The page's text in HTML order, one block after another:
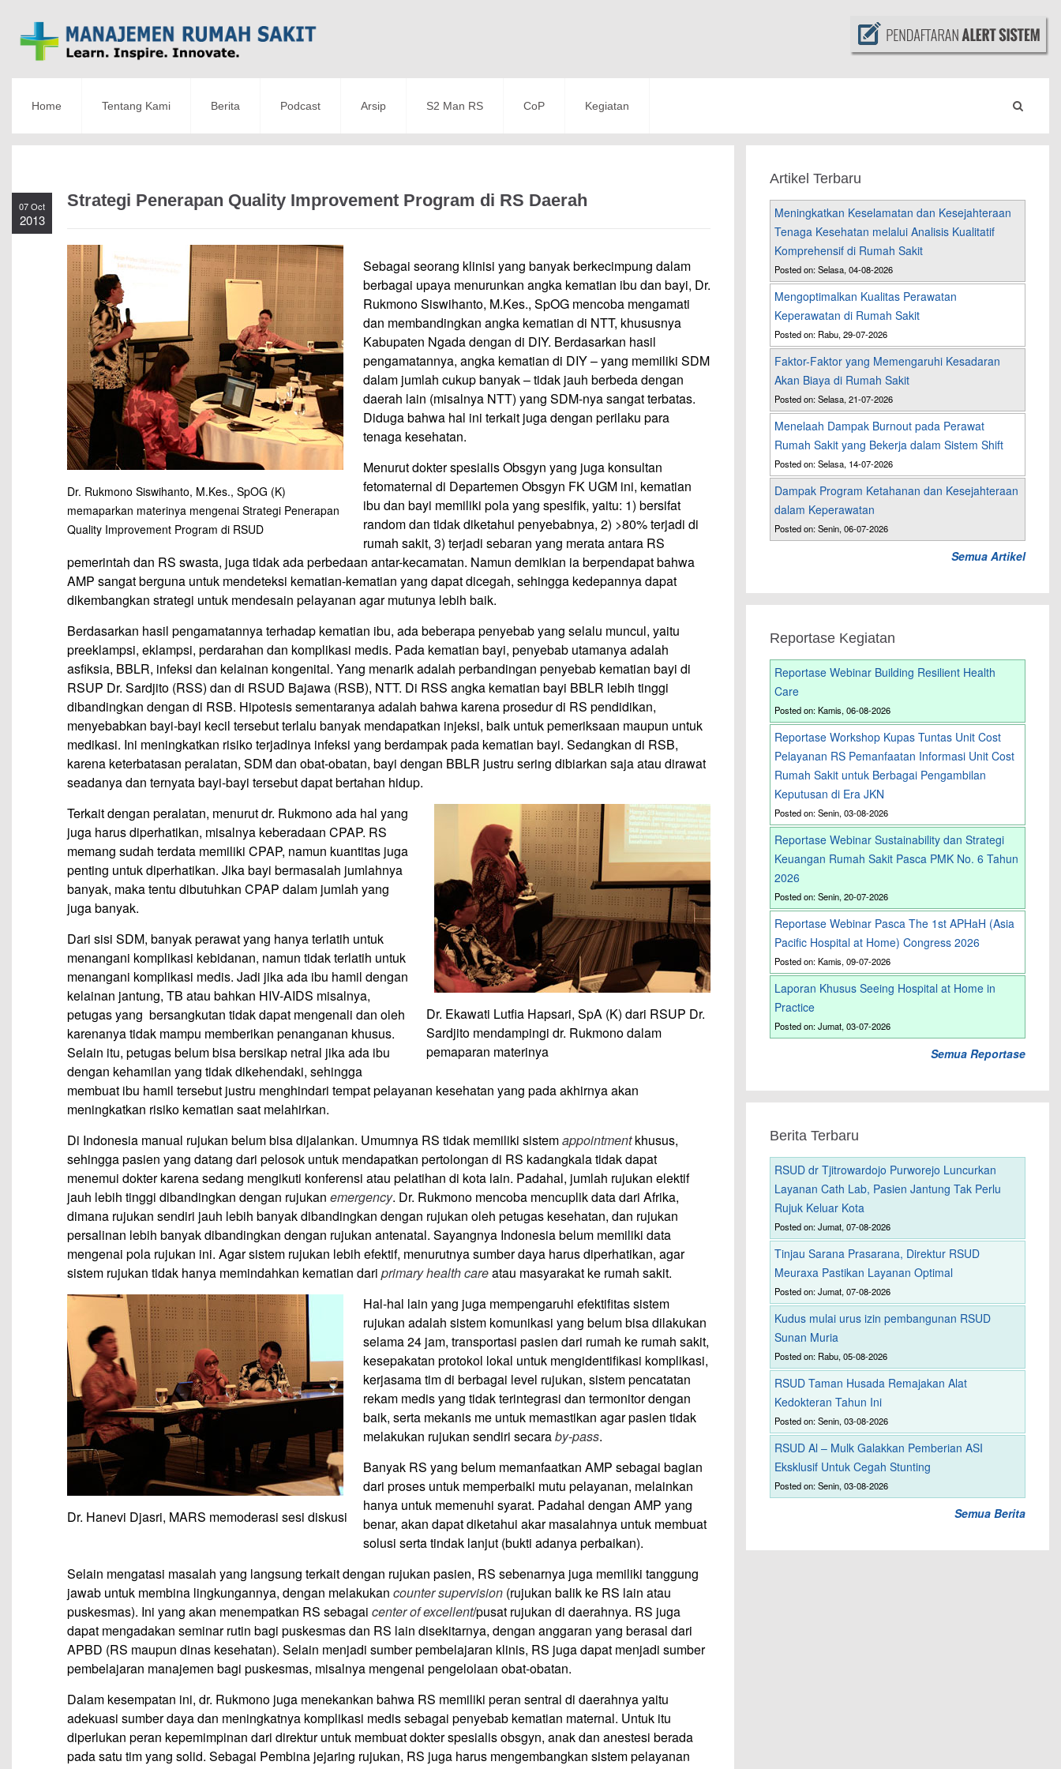
Home Tentang Kami Berita Podcast Arsip S2 Man RS CoP Kegiatan
07 Oct
2013
Strategi Penerapan Quality Improvement Program di RS Daerah
Dr. Rukmono Siswihanto, M.Kes., SpOG (K)
memaparkan materinya mengenai Strategi Penerapan
Quality Improvement Program di RSUD
Sebagai seorang klinisi yang banyak berkecimpung dalam
berbagai upaya menurunkan angka kematian ibu dan bayi, Dr.
Rukmono Siswihanto, M.Kes., SpOG mencoba mengamati
dan membandingkan angka kematian di NTT, khususnya
Kabupaten Ngada dengan di DIY. Berdasarkan hasil
pengamatannya, angka kematian di DIY – yang memiliki SDM
dalam jumlah cukup banyak – tidak jauh berbeda dengan
daerah lain (misalnya NTT) yang SDM-nya sangat terbatas.
Diduga bahwa hal ini terkait juga dengan perilaku para
tenaga kesehatan.
Menurut dokter spesialis Obsgyn yang juga konsultan
fetomaternal di Departemen Obsgyn FK UGM ini, kematian
ibu dan bayi memiliki pola yang spesifik, yaitu: 1) bersifat
random dan tidak diketahui penyebabnya, 2) >80% terjadi di
rumah sakit, 3) terjadi sebaran yang merata antara RS
pemerintah dan RS swasta, juga tidak ada perbedaan antar-kecamatan. Namun demikian ia berpendapat bahwa
AMP sangat berguna untuk mendeteksi kematian-kematian yang dapat dicegah, sehingga kedepannya dapat
dikembangkan strategi untuk mendesain pelayanan agar mutunya lebih baik.
Berdasarkan hasil pengamatannya terhadap kematian ibu, ada beberapa penyebab yang selalu muncul, yaitu
preeklampsi, eklampsi, perdarahan dan komplikasi medis. Pada kematian bayi, penyebab utamanya adalah
asfiksia, BBLR, infeksi dan kelainan kongenital. Yang menarik adalah perbandingan penyebab kematian bayi di
RSUP Dr. Sardjito (RSS) dan di RSUD Bajawa (RSB), NTT. Di RSS angka kematian bayi BBLR lebih tinggi
dibandingkan dengan di RSB. Hipotesis sementaranya adalah bahwa karena prosedur di RS pendidikan,
menyebabkan bayi-bayi kecil tersebut terlalu banyak mendapatkan injeksi, baik untuk pemeriksaan maupun untuk
medikasi. Ini meningkatkan risiko terjadinya infeksi yang berdampak pada kematian bayi. Sedangkan di RSB,
karena keterbatasan peralatan, SDM dan obat-obatan, bayi dengan BBLR justru sering dibiarkan saja atau dirawat
seadanya dan ternyata bayi-bayi tersebut dapat bertahan hidup.
Dr. Ekawati Lutfia Hapsari, SpA (K) dari RSUP Dr.
Sardjito mendampingi dr. Rukmono dalam
pemaparan materinya
Terkait dengan peralatan, menurut dr. Rukmono ada hal yang
juga harus diperhatikan, misalnya keberadaan CPAP. RS
memang sudah terdata memiliki CPAP, namun kuantitas juga
penting untuk diperhatikan. Jika bayi bermasalah jumlahnya
banyak, maka tentu dibutuhkan CPAP dalam jumlah yang
juga banyak.
Dari sisi SDM, banyak perawat yang hanya terlatih untuk
menangani komplikasi kebidanan, namun tidak terlatih untuk
menangani komplikasi medis. Jadi jika ada ibu hamil dengan
kelainan jantung, TB atau bahkan HIV-AIDS misalnya,
petugas yang bersangkutan tidak dapat mengenali dan oleh
karenanya tidak mampu memberikan penanganan khusus.
Selain itu, petugas belum bisa bersikap netral jika ada ibu
dengan kehamilan yang tidak dikehendaki, sehingga
membuat ibu hamil tersebut justru menghindari tempat pelayanan kesehatan yang pada akhirnya akan
meningkatkan risiko kematian saat melahirkan.
Di Indonesia manual rujukan belum bisa dijalankan. Umumnya RS tidak memiliki sistemappointmentkhusus,
sehingga pasien yang datang dari pelosok untuk mendapatkan pertolongan di RS kadangkala tidak dapat
menemui dokter karena sedang mengikuti konferensi atau pelatihan di kota lain. Padahal, jumlah rujukan elektif
jauh lebih tinggi dibandingkan dengan rujukan emergency. Dr. Rukmono mencoba mencuplik data dari Afrika,
dimana rujukan sendiri jauh lebih banyak dibandingkan dengan rujukan oleh petugas kesehatan, dan rujukan
persalinan lebih banyak dibandingkan dengan rujukan antenatal. Sayangnya Indonesia belum memiliki data
mengenai pola rujukan ini. Agar sistem rujukan lebih efektif, menurutnya sumber daya harus diperhatikan, agar
sistem rujukan tidak hanya memindahkan kematian dari primary health careatau masyarakat ke rumah sakit.
Dr. Hanevi Djasri, MARS memoderasi sesi diskusi
Hal-hal lain yang juga mempengaruhi efektifitas sistem
rujukan adalah sistem komunikasi yang belum bisa dilakukan
selama 24 jam, transportasi pasien dari rumah ke rumah sakit,
kesepakatan protokol lokal untuk mengidentifikasi komplikasi,
kerjasama tim di berbagai level rujukan, sistem pencatatan
rekam medis yang tidak terintegrasi dan termonitor dengan
baik, serta mekanis me untuk memastikan agar pasien tidak
melakukan rujukan sendiri secaraby-pass.
Banyak RS yang belum memanfaatkan AMP sebagai bagian
dari proses untuk memperbaiki mutu pelayanan, melainkan
hanya untuk memenuhi syarat. Padahal dengan AMP yang
benar, akan dapat diketahui akar masalahnya untuk membuat
solusi serta tindak lanjut (bukti adanya perbaikan).
Selain mengatasi masalah yang langsung terkait dengan rujukan pasien, RS sebenarnya juga memiliki tanggung
jawab untuk membina lingkungannya, dengan melakukan counter supervision (rujukan balik ke RS lain atau
puskesmas). Ini yang akan menempatkan RS sebagai center of excellent/pusat rujukan di daerahnya. RS juga
dapat mengadakan seminar rutin bagi puskesmas dan RS lain disekitarnya, dengan anggaran yang berasal dari
APBD (RS maupun dinas kesehatan). Selain menjadi sumber pembelajaran klinis, RS juga dapat menjadi sumber
pembelajaran manajemen bagi puskesmas, misalnya mengenai pengelolaan obat-obatan.
Dalam kesempatan ini, dr. Rukmono juga menekankan bahwa RS memiliki peran sentral di daerahnya yaitu
adekuasi sumber daya dan meningkatnya komplikasi medis sebagai penyebab kematian maternal. Untuk itu
diperlukan peran kepemimpinan dari direktur untuk membuat dokter spesialis obsgyn, anak dan anestesi berada
pada satu tim yang solid. Sebagai Pembina jejaring rujukan, RS juga harus mengembangkan sistem pelayanan
Artikel Terbaru
Meningkatkan Keselamatan dan Kesejahteraan
Tenaga Kesehatan melalui Analisis Kualitatif
Komprehensif di Rumah Sakit
Posted on: Selasa, 04-08-2026
Mengoptimalkan Kualitas Perawatan
Keperawatan di Rumah Sakit
Posted on: Rabu, 29-07-2026
Faktor-Faktor yang Memengaruhi Kesadaran
Akan Biaya di Rumah Sakit
Posted on: Selasa, 21-07-2026
Menelaah Dampak Burnout pada Perawat
Rumah Sakit yang Bekerja dalam Sistem Shift
Posted on: Selasa, 14-07-2026
Dampak Program Ketahanan dan Kesejahteraan
dalam Keperawatan
Posted on: Senin, 06-07-2026
Semua Artikel
Reportase Kegiatan
Reportase Webinar Building Resilient Health
Care
Posted on: Kamis, 06-08-2026
Reportase Workshop Kupas Tuntas Unit Cost
Pelayanan RS Pemanfaatan Informasi Unit Cost
Rumah Sakit untuk Berbagai Pengambilan
Keputusan di Era JKN
Posted on: Senin, 03-08-2026
Reportase Webinar Sustainability dan Strategi
Keuangan Rumah Sakit Pasca PMK No. 6 Tahun
2026
Posted on: Senin, 20-07-2026
Reportase Webinar Pasca The 1st APHaH (Asia
Pacific Hospital at Home) Congress 2026
Posted on: Kamis, 09-07-2026
Laporan Khusus Seeing Hospital at Home in
Practice
Posted on: Jumat, 03-07-2026
Semua Reportase
Berita Terbaru
RSUD dr Tjitrowardojo Purworejo Luncurkan
Layanan Cath Lab, Pasien Jantung Tak Perlu
Rujuk Keluar Kota
Posted on: Jumat, 07-08-2026
Tinjau Sarana Prasarana, Direktur RSUD
Meuraxa Pastikan Layanan Optimal
Posted on: Jumat, 07-08-2026
Kudus mulai urus izin pembangunan RSUD
Sunan Muria
Posted on: Rabu, 05-08-2026
RSUD Taman Husada Remajakan Alat
Kedokteran Tahun Ini
Posted on: Senin, 03-08-2026
RSUD Al – Mulk Galakkan Pemberian ASI
Eksklusif Untuk Cegah Stunting
Posted on: Senin, 03-08-2026
Semua Berita